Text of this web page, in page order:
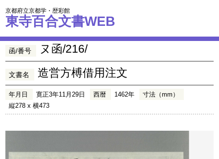
京都府立京都学・歴彩館
東寺百合文書WEB
函/番号 ヌ函/216/
文書名 造営方榑借用注文
年月日 寛正3年11月29日 西暦 1462年
寸法（mm）
縦278 x 横473